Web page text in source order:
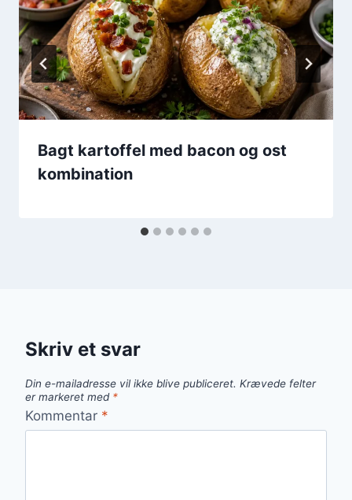
Bagt kartoffel med bacon og ost
kombination
Skriv et svar
Din e-mailadresse vil ikke blive publiceret. Krævede felter
er markeret med *
Kommentar *